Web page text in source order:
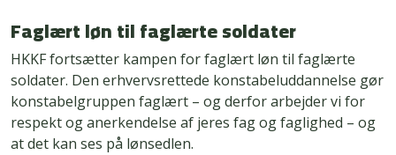
Faglært løn til faglærte soldater
HKKF fortsætter kampen for faglært løn til faglærte
soldater. Den erhvervsrettede konstabeluddannelse gør
konstabelgruppen faglært – og derfor arbejder vi for
respekt og anerkendelse af jeres fag og faglighed – og
at det kan ses på lønsedlen.